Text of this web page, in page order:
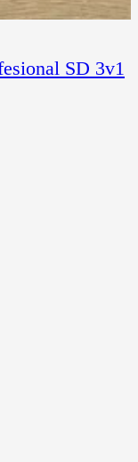
SD 3v1